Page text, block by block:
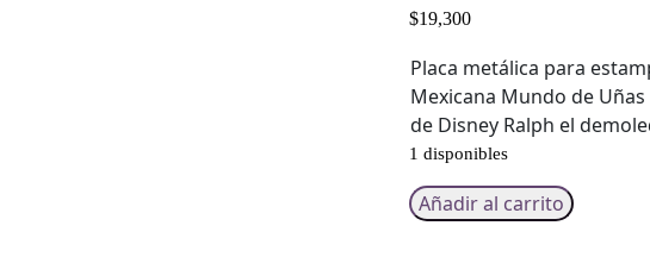
$19,300
Placa metálica para
Mexicana Mundo de
de Disney Ralph el
1 disponibles
Wreck
it
Añadir al carrito